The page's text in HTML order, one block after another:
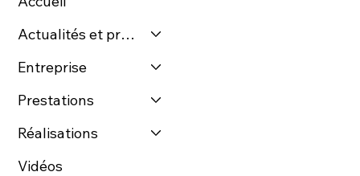
Actualités et presse
Entreprise
Prestations
Réalisations
Vidéos